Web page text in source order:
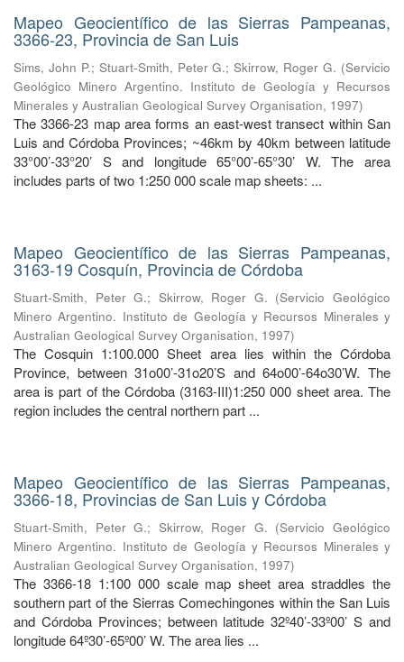
Mapeo Geocientífico de las Sierras Pampeanas,
3366-23, Provincia de San Luis
Sims, John P.; Stuart-Smith, Peter G.;Skirrow, Roger G. (Servicio
Geológico Minero Argentino. Instituto de Geología y Recursos
Minerales y Australian Geological Survey Organisation, 1997)
The 3366-23 map area forms an east-west transect within San
Luis and Córdoba Provinces; ~46km by 40km between latitude
33°00’-33°20’ S and longitude 65°00’-65°30’ W. The area
includes parts of two 1:250 000 scale map sheets: ...
Mapeo Geocientífico de las Sierras Pampeanas,
3163-19 Cosquín, Provincia de Córdoba
Stuart-Smith, Peter G.; Skirrow, Roger G. (Servicio Geológico
Minero Argentino. Instituto de Geología y Recursos Minerales y
Australian Geological Survey Organisation, 1997)
The Cosquin 1:100.000 Sheet area lies within the Córdoba
Province, between 31o00’-31o20’S and 64o00’-64o30’W. The
area is part of the Córdoba (3163-III)1:250 000 sheet area. The
region includes the central northern part ...
Mapeo Geocientífico de las Sierras Pampeanas,
3366-18, Provincias de San Luis y Córdoba
Stuart-Smith, Peter G.; Skirrow, Roger G. (Servicio Geológico
Minero Argentino. Instituto de Geología y Recursos Minerales y
Australian Geological Survey Organisation, 1997)
The 3366-18 1:100 000 scale map sheet area straddles the
southern part of the Sierras Comechingones within the San Luis
and Córdoba Provinces; between latitude 32º40’-33º00’ S and
longitude 64º30’-65º00’ W. The area lies ...